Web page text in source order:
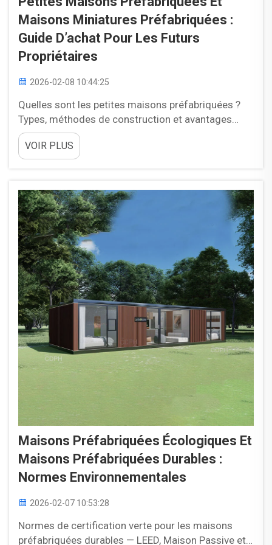
Maisons Miniatures Préfabriquées :
Guide D’achat Pour Les Futurs
Propriétaires
2026-02-08 10:44:25
Quelles sont les petites maisons préfabriquées ?
Types, méthodes de construction et avantages
fondamentaux — Modulaires, à panneaux et
entièrement préfabriquées : comprendre les
principaux types de petites maisons préfabriquées.
de fabrication en usine des petites maisons
préfabriquées ...
VOIR PLUS
Maisons Préfabriquées Écologiques Et
Maisons Préfabriquées Durables :
Normes Environnementales
2026-02-07 10:53:28
Normes de certification verte pour les maisons
préfabriquées durables — LEED, Maison Passive et